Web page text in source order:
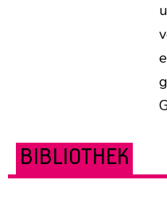
BIBLIOTHEK